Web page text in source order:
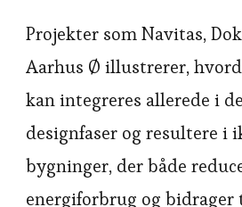
Projekter som Navitas,
Aarhus Ø illustrerer,
kan integreres allerede i
designfaser og resultere i
bygninger, der både
energiforbrug og bidrager